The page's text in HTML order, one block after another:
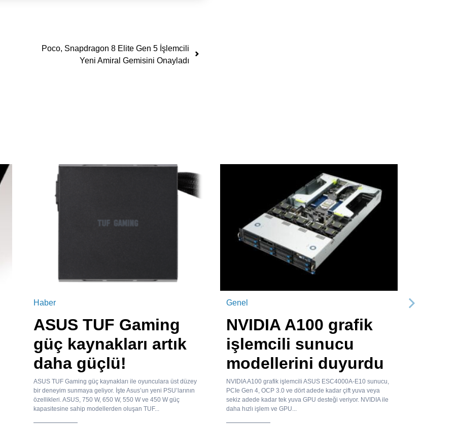
Poco, Snapdragon 8 Elite Gen 5 İşlemcili
Yeni Amiral Gemisini Onayladı
Haber
ASUS TUF Gaming
güç kaynakları artık
daha güçlü!
ASUS TUF Gaming güç kaynakları ile oyunculara üst düzey
bir deneyim sunmaya geliyor. İşte Asus’un yeni PSU’larının
özellikleri. ASUS, 750 W, 650 W, 550 W ve 450 W güç
kapasitesine sahip modellerden oluşan TUF...
Genel
NVIDIA A100 grafik
işlemcili sunucu
modellerini duyurdu
NVIDIA A100 grafik işlemcili ASUS ESC4000A-E10 sunucu,
PCIe Gen 4, OCP 3.0 ve dört adede kadar çift yuva veya
sekiz adede kadar tek yuva GPU desteği veriyor. NVIDIA ile
daha hızlı işlem ve GPU...
Sonraki